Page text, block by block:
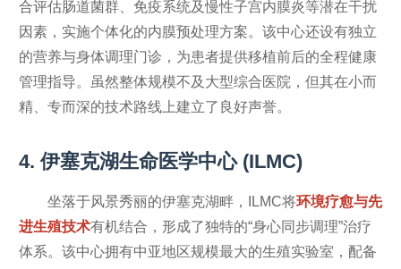
合评估肠道菌群、免疫系统及慢性子宫内膜炎等潜在干扰
因素，实施个体化的内膜预处理方案。该中心还设有独立
的营养与身体调理门诊，为患者提供移植前后的全程健康
管理指导。虽然整体规模不及大型综合医院，但其在小而
精、专而深的技术路线上建立了良好声誉。
4. 伊塞克湖生命医学中心 (ILMC)
坐落于风景秀丽的伊塞克湖畔，ILMC将环境疗愈与先
进生殖技术有机结合，形成了独特的“身心同步调理”治疗
体系。该中心拥有中亚地区规模最大的生殖实验室，配备